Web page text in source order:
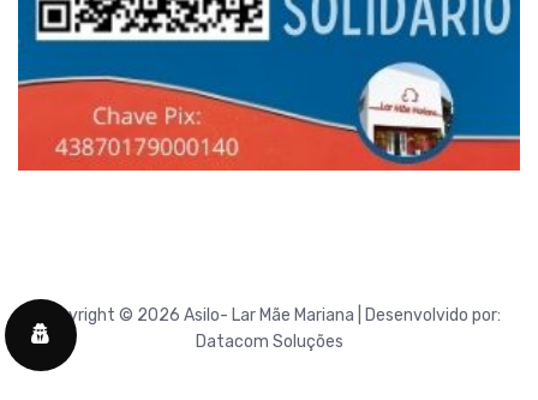
Copyright © 2026 Asilo- Lar Mãe Mariana | Desenvolvido por:
Datacom Soluções